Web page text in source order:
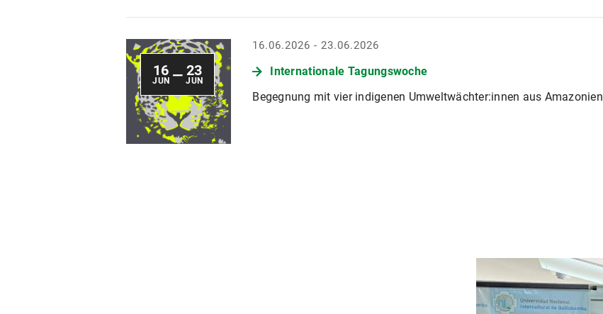
16
JUN — 23
JUN
16.06.2026 - 23.06.2026
Internationale Tagungswoche
Begegnung mit vier indigenen Umweltwächter:innen aus Amazonien